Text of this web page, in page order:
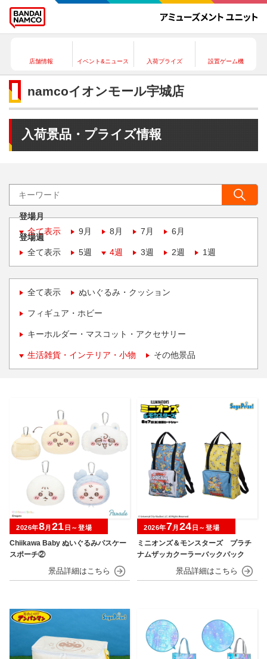
店舗情報 イベント&ニュース 入荷プライズ 設置ゲーム機
namcoイオンモール宇城店
入荷景品・プライズ情報
登場月
全て表示
9月 8月 7月 6月
登場週
全て表示
5週 4週 3週 2週 1週
全て表示 ぬいぐるみ・クッション
フィギュア・ホビー
キーホルダー・マスコット・アクセサリー
生活雑貨・インテリア・小物 その他景品
Chiikawa Baby ぬいぐるみパスケー
スポーチ②
2026年8月 21 日～登場
ミニオンズ＆モンスターズ プラチ
ナムザッカクーラーバックパック
2026年7月 24 日～登場